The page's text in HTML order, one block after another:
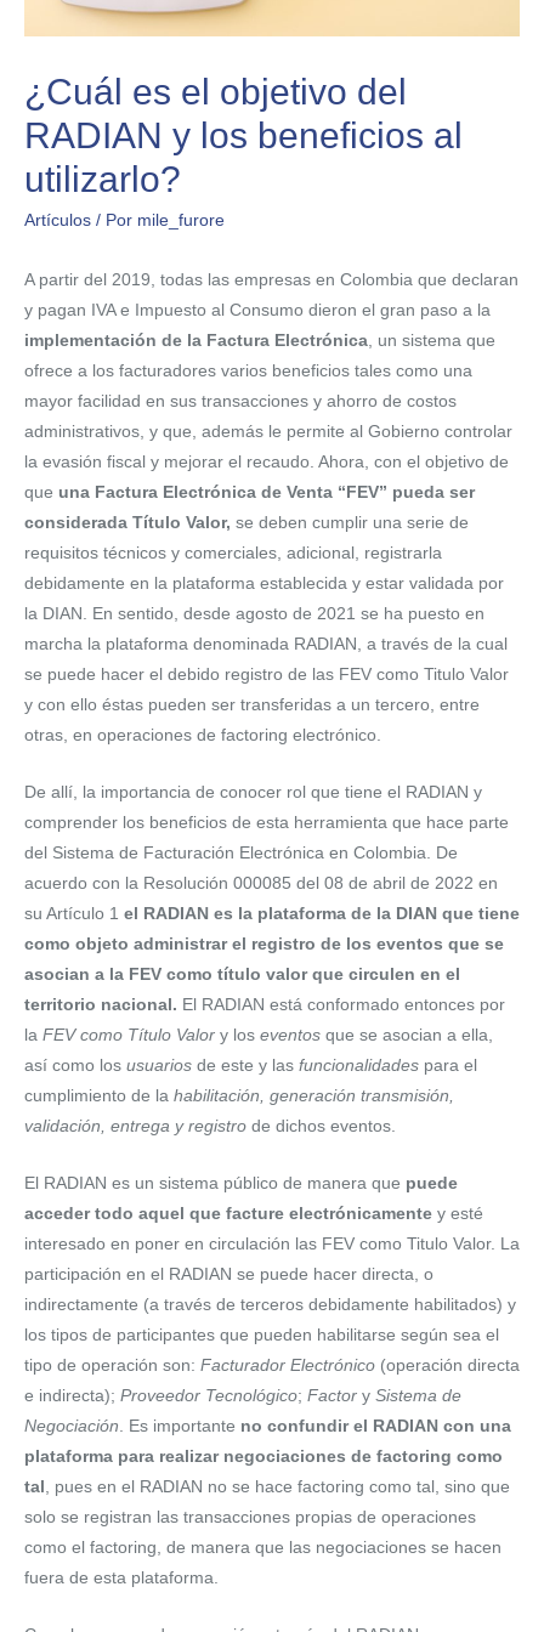
¿Cuál es el objetivo del
RADIAN y los beneficios al
utilizarlo?
Artículos / Por mile_furore
A partir del 2019, todas las empresas en Colombia que declaran
y pagan IVA e Impuesto al Consumo dieron el gran paso a la
implementación de la Factura Electrónica, un sistema que
ofrece a los facturadores varios beneficios tales como una
mayor facilidad en sus transacciones y ahorro de costos
administrativos, y que, además le permite al Gobierno controlar
la evasión fiscal y mejorar el recaudo. Ahora, con el objetivo de
que una Factura Electrónica de Venta “FEV” pueda ser
considerada Título Valor, se deben cumplir una serie de
requisitos técnicos y comerciales, adicional, registrarla
debidamente en la plataforma establecida y estar validada por
la DIAN. En sentido, desde agosto de 2021 se ha puesto en
marcha la plataforma denominada RADIAN, a través de la cual
se puede hacer el debido registro de las FEV como Titulo Valor
y con ello éstas pueden ser transferidas a un tercero, entre
otras, en operaciones de factoring electrónico.
De allí, la importancia de conocer rol que tiene el RADIAN y
comprender los beneficios de esta herramienta que hace parte
del Sistema de Facturación Electrónica en Colombia. De
acuerdo con la Resolución 000085 del 08 de abril de 2022 en
su Artículo 1 el RADIAN es la plataforma de la DIAN que tiene
como objeto administrar el registro de los eventos que se
asocian a la FEV como título valor que circulen en el
territorio nacional. El RADIAN está conformado entonces por
la FEV como Título Valor y los eventos que se asocian a ella,
así como los usuarios de este y las funcionalidades para el
cumplimiento de la habilitación, generación transmisión,
validación, entrega y registro de dichos eventos.
El RADIAN es un sistema público de manera que puede
acceder todo aquel que facture electrónicamente y esté
interesado en poner en circulación las FEV como Titulo Valor. La
participación en el RADIAN se puede hacer directa, o
indirectamente (a través de terceros debidamente habilitados) y
los tipos de participantes que pueden habilitarse según sea el
tipo de operación son: Facturador Electrónico (operación directa
e indirecta); Proveedor Tecnológico; Factor y Sistema de
Negociación . Es importante no confundir el RADIAN con una
plataforma para realizar negociaciones de factoring como
tal
, pues en el RADIAN no se hace factoring como tal, sino que
solo se registran las transacciones propias de operaciones
como el factoring, de manera que las negociaciones se hacen
fuera de esta plataforma.